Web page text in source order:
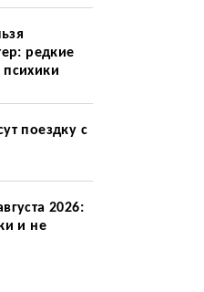
редкие
поездку с
2026:
и не